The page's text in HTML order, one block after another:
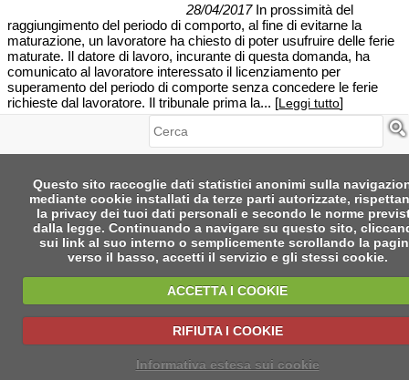
28/04/2017In prossimità del
raggiungimento del periodo di comporto, al fine di evitarne la
maturazione, un lavoratore ha chiesto di poter usufruire delle ferie
maturate. Il datore di lavoro, incurante di questa domanda, ha
comunicato al lavoratore interessato il licenziamento per
superamento del periodo di comporte senza concedere le ferie
richieste dal lavoratore. Il tribunale prima la... [Leggi tutto]
Cerca
Questo sito raccoglie dati statistici anonimi sulla
mediante cookie installati da terze parti autorizzate,
la privacy dei tuoi dati personali e secondo le norme
dalla legge. Continuando a navigare su questo sito,
sui link al suo interno o semplicemente scrollando la
verso il basso, accetti il servizio e gli stessi cookie.
ACCETTA I COOKIE
RIFIUTA I COOKIE
Informativa estesa sui cookie